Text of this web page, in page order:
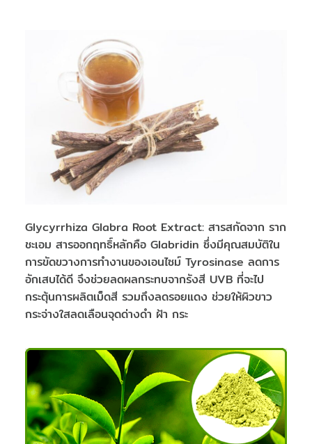
Glycyrrhiza Glabra Root Extract: สารสกัดจาก ราก
ชะเอม สารออกฤทธิ์หลักคือ Glabridin ซึ่งมีคุณสมบัติใน
การขัดขวางการทำงานของเอนไซม์ Tyrosinase ลดการ
อักเสบได้ดี จึงช่วยลดผลกระทบจากรังสี UVB ที่จะไป
กระตุ้นการผลิตเม็ดสี รวมถึงลดรอยแดง ช่วยให้ผิวขาว
กระจ่างใสลดเลือนจุดด่างดำ ฝ้า กระ